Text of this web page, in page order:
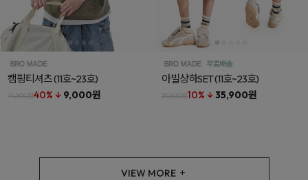
캠핑티셔츠(11호~23호)
14,900원40% ↓ 9,000원
아빌상하SET(11호~23호)
39,800원10% ↓ 35,900원
VIEW MORE